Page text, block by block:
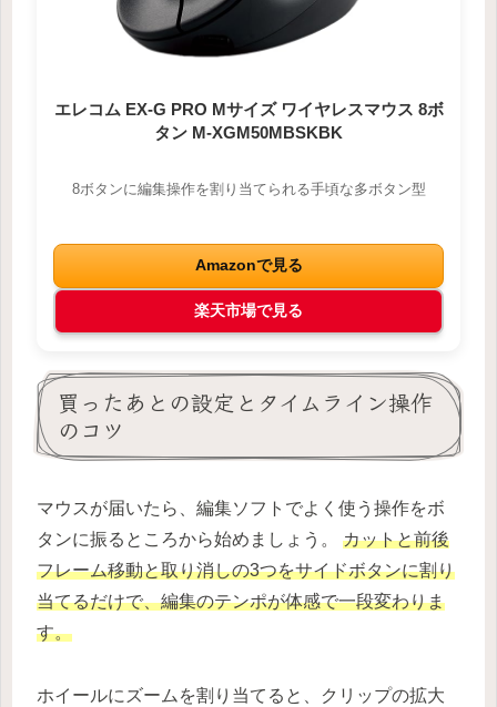
エレコム EX-G PRO Mサイズ ワイヤレスマウス 8ボ
タン M-XGM50MBSKBK
8ボタンに編集操作を割り当てられる手頃な多ボタン型
Amazonで見る
楽天市場で見る
買ったあとの設定とタイムライン操作
のコツ
マウスが届いたら、編集ソフトでよく使う操作をボ
タンに振るところから始めましょう。 カットと前後
フレーム移動と取り消しの3つをサイドボタンに割り
当てるだけで、編集のテンポが体感で一段変わりま
す。
ホイールにズームを割り当てると、クリップの拡大